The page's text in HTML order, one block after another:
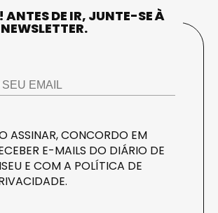
ANTES DE IR, JUNTE-SE À
ASSINAR, CONCORDO EM
E-MAILS DO DIÁRIO DE
E COM A POLÍTICA DE
.